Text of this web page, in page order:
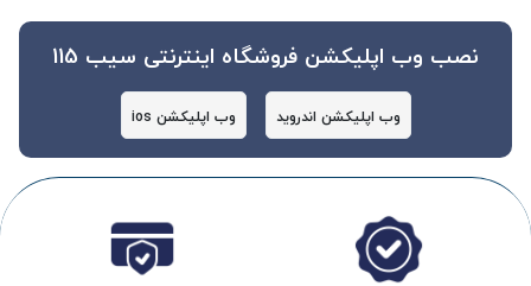
نصب وب اپلیکشن فروشگاه اینترنتی سیب 115
وب اپلیکشن اندروید وب اپلیکشن ios